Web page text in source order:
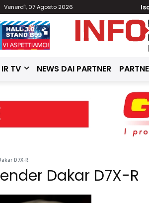
Venerdì, 07 Agosto 2026
IR TV NEWS DAI PARTNER
D7X-R
Dakar D7X-R